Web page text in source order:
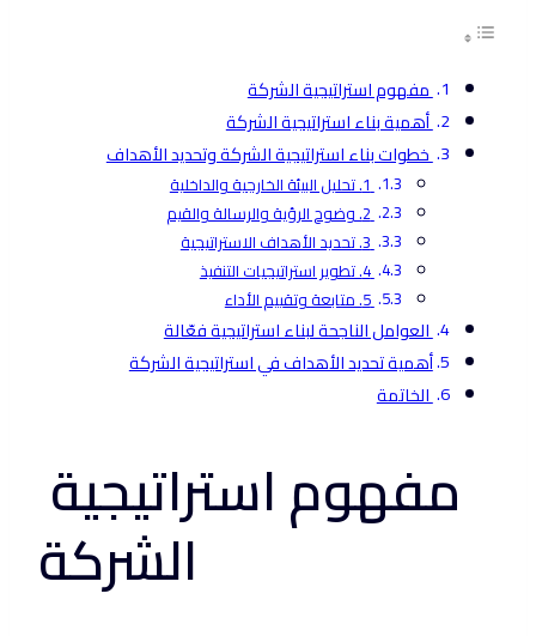
مفهوم استراتيجية الشركة
أهمية بناء استراتيجية الشركة
خطوات بناء استراتيجية الشركة وتحديد الأهداف
1. تحليل البيئة الخارجية والداخلية
2. وضوح الرؤية والرسالة والقيم
3. تحديد الأهداف الاستراتيجية
4. تطوير استراتيجيات التنفيذ
5. متابعة وتقييم الأداء
العوامل الناجحة لبناء استراتيجية فعّالة
أهمية تحديد الأهداف في استراتيجية الشركة
الخاتمة
الشركة